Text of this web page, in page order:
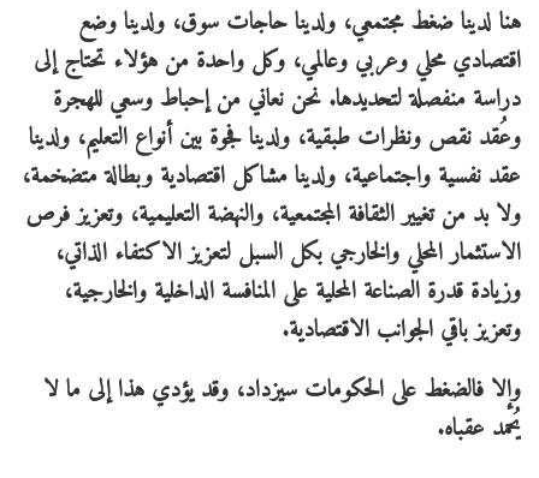
هنا لدينا ضغط مجتمعي، ولدينا حاجات سوق، ولدينا وضع
اقتصادي محلي وعربي وعالمي، وكل واحدة من هؤلاء تحتاج إلى
دراسة منفصلة لتحديدها. نحن نعاني من إحباط وسعي للهجرة
وعُقد نقص ونظرات طبقية، ولدينا فجوة بين أنواع التعليم، ولدينا
عقد نفسية واجتماعية، ولدينا مشاكل اقتصادية وبطالة متضخمة،
ولا بد من تغيير الثقافة المجتمعية، والنهضة التعليمية، وتعزيز فرص
الاستثمار المحلي والخارجي بكل السبل لتعزيز الاكتفاء الذاتي،
وزيادة قدرة الصناعة المحلية على المنافسة الداخلية والخارجية،
وتعزيز باقي الجوانب الاقتصادية.
وإلا فالضغط على الحكومات سيزداد، وقد يؤدي هذا إلى ما لا
يُحمد عقباه.